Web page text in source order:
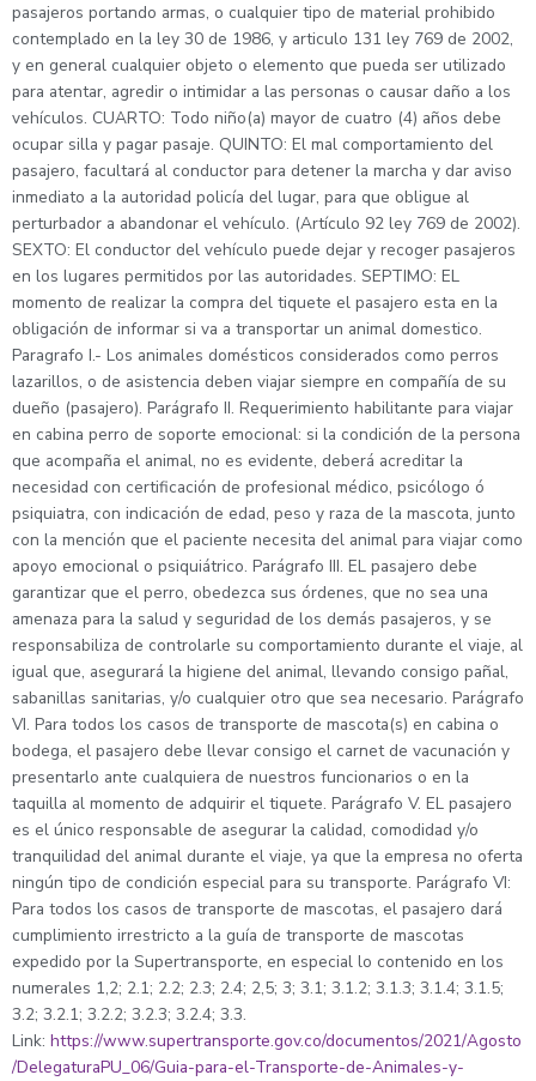
pasajeros portando armas, o cualquier tipo de material prohibido
contemplado en la ley 30 de 1986, y articulo 131 ley 769 de 2002,
y en general cualquier objeto o elemento que pueda ser utilizado
para atentar, agredir o intimidar a las personas o causar daño a los
vehículos. CUARTO: Todo niño(a) mayor de cuatro (4) años debe
ocupar silla y pagar pasaje. QUINTO: El mal comportamiento del
pasajero, facultará al conductor para detener la marcha y dar aviso
inmediato a la autoridad policía del lugar, para que obligue al
perturbador a abandonar el vehículo. (Artículo 92 ley 769 de 2002).
SEXTO: El conductor del vehículo puede dejar y recoger pasajeros
en los lugares permitidos por las autoridades. SEPTIMO: EL
momento de realizar la compra del tiquete el pasajero esta en la
obligación de informar si va a transportar un animal domestico.
Paragrafo I.- Los animales domésticos considerados como perros
lazarillos, o de asistencia deben viajar siempre en compañía de su
dueño (pasajero). Parágrafo II. Requerimiento habilitante para viajar
en cabina perro de soporte emocional: si la condición de la persona
que acompaña el animal, no es evidente, deberá acreditar la
necesidad con certificación de profesional médico, psicólogo ó
psiquiatra, con indicación de edad, peso y raza de la mascota, junto
con la mención que el paciente necesita del animal para viajar como
apoyo emocional o psiquiátrico. Parágrafo III. EL pasajero debe
garantizar que el perro, obedezca sus órdenes, que no sea una
amenaza para la salud y seguridad de los demás pasajeros, y se
responsabiliza de controlarle su comportamiento durante el viaje, al
igual que, asegurará la higiene del animal, llevando consigo pañal,
sabanillas sanitarias, y/o cualquier otro que sea necesario. Parágrafo
VI. Para todos los casos de transporte de mascota(s) en cabina o
bodega, el pasajero debe llevar consigo el carnet de vacunación y
presentarlo ante cualquiera de nuestros funcionarios o en la
taquilla al momento de adquirir el tiquete. Parágrafo V. EL pasajero
es el único responsable de asegurar la calidad, comodidad y/o
tranquilidad del animal durante el viaje, ya que la empresa no oferta
ningún tipo de condición especial para su transporte. Parágrafo VI:
Para todos los casos de transporte de mascotas, el pasajero dará
cumplimiento irrestricto a la guía de transporte de mascotas
expedido por la Supertransporte, en especial lo contenido en los
numerales 1,2; 2.1; 2.2; 2.3; 2.4; 2,5; 3; 3.1; 3.1.2; 3.1.3; 3.1.4; 3.1.5;
3.2; 3.2.1; 3.2.2; 3.2.3; 3.2.4; 3.3.
Link: https://www.supertransporte.gov.co/documentos/2021/Agosto
/DelegaturaPU_06/Guia-para-el-Transporte-de-Animales-y-